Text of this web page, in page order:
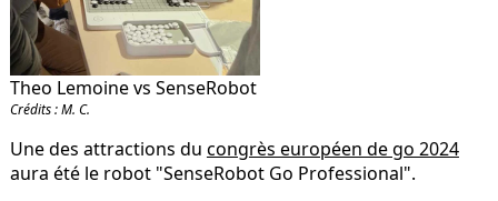
Theo Lemoine vs SenseRobot
Crédits : M. C.
Une des attractions du congrès européen de go 2024
aura été le robot "SenseRobot Go Professional".